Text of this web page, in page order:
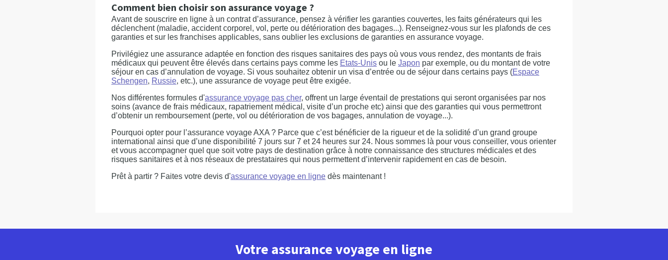
Comment bien choisir son assurance voyage ?
Avant de souscrire en ligne à un contrat d’assurance, pensez à vérifier les garanties couvertes, les faits générateurs qui les
déclenchent (maladie, accident corporel, vol, perte ou détérioration des bagages...). Renseignez-vous sur les plafonds de ces
garanties et sur les franchises applicables, sans oublier les exclusions de garanties en assurance voyage.
Privilégiez une assurance adaptée en fonction des risques sanitaires des pays où vous vous rendez, des montants de frais
médicaux qui peuvent être élevés dans certains pays comme les Etats-Unis ou le Japon par exemple, ou du montant de votre
séjour en cas d’annulation de voyage. Si vous souhaitez obtenir un visa d’entrée ou de séjour dans certains pays (Espace
Schengen, Russie, etc.), une assurance de voyage peut être exigée.
Nos différentes formules d'assurance voyage pas cher, offrent un large éventail de prestations qui seront organisées par nos
soins (avance de frais médicaux, rapatriement médical, visite d’un proche etc) ainsi que des garanties qui vous permettront
d’obtenir un remboursement (perte, vol ou détérioration de vos bagages, annulation de voyage...).
Pourquoi opter pour l’assurance voyage AXA ? Parce que c’est bénéficier de la rigueur et de la solidité d’un grand groupe
international ainsi que d’une disponibilité 7 jours sur 7 et 24 heures sur 24. Nous sommes là pour vous conseiller, vous orienter
et vous accompagner quel que soit votre pays de destination grâce à notre connaissance des structures médicales et des
risques sanitaires et à nos réseaux de prestataires qui nous permettent d’intervenir rapidement en cas de besoin.
Prêt à partir ? Faites votre devis d'assurance voyage en ligne dès maintenant !
Votre assurance voyage en ligne